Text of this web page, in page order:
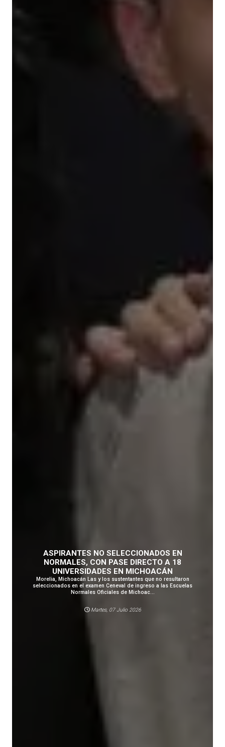
ASPIRANTES NO SELECCIONADOS EN
NORMALES, CON PASE DIRECTO A 18
UNIVERSIDADES EN MICHOACÁN
Morelia, Michoacán Las y los sustentantes que no resultaron
seleccionados en el examen Ceneval de ingreso a las Escuelas
Normales Oficiales de Michoac...
Martes, 07 Julio 2026